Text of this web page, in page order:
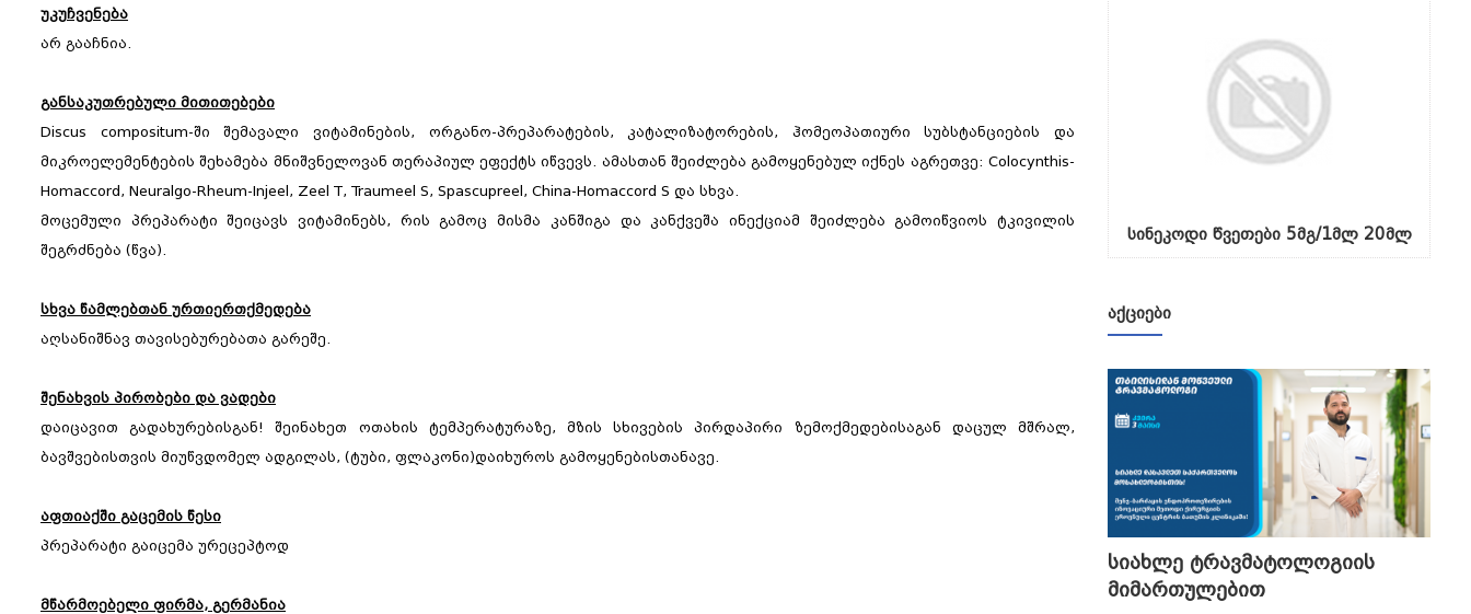
უკუჩვენება
არ გააჩნია.
განსაკუთრებული მითითებები
Discus compositum-ში შემავალი ვიტამინების, ორგანო-პრეპარატების, კატალიზატორების, ჰომეოპათიური სუბსტანციების და
მიკროელემენტების შეხამება მნიშვნელოვან თერაპიულ ეფექტს იწვევს. ამასთან შეიძლება გამოყენებულ იქნეს აგრეთვე: Colocynthis-
Homaccord, Neuralgo-Rheum-Injeel, Zeel T, Traumeel S, Spascupreel, China-Homaccord S და სხვა.
მოცემული პრეპარატი შეიცავს ვიტამინებს, რის გამოც მისმა კანშიგა და კანქვეშა ინექციამ შეიძლება გამოიწვიოს ტკივილის
შეგრძნება (წვა).
სხვა წამლებთან ურთიერთქმედება
აღსანიშნავ თავისებურებათა გარეშე.
შენახვის პირობები და ვადები
დაიცავით გადახურებისგან! შეინახეთ ოთახის ტემპერატურაზე, მზის სხივების პირდაპირი ზემოქმედებისაგან დაცულ მშრალ,
ბავშვებისთვის მიუწვდომელ ადგილას, (ტუბი, ფლაკონი)დაიხუროს გამოყენებისთანავე.
აფთიაქში გაცემის წესი
პრეპარატი გაიცემა ურეცეპტოდ
მწარმოებელი ფირმა, გერმანია
სინეკოდი წვეთები 5მგ/1მლ 20მლ
ᲐᲥᲪᲘᲔᲑᲘ
სიახლე ტრავმატოლოგიის
მიმართულებით